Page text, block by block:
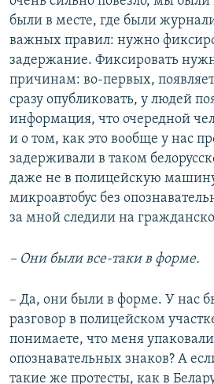
были в месте, где были
важных правил: нужно
задержание. Фиксировать
причинам: во-первых,
сразу опубликовать, у людей
информация, что очередной
и о том, как это вообще у нас
задерживали в таком
даже не в полицейскую
микроавтобус без
за мной следили на
– Они были все-таки в форме.
– Да, они были в форме. У нас
разговор в полицейском
понимаете, что меня упаковали
опознавательных знаков? А
такие же протесты, как в